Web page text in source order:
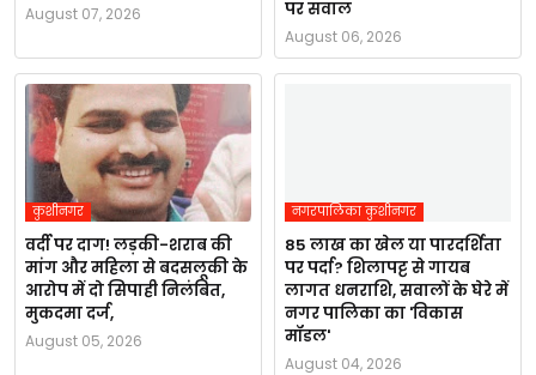
August 07, 2026
पर सवाल
August 06, 2026
कुशीनगर
वर्दी पर दाग! लड़की-शराब की
मांग और महिला से बदसलूकी के
आरोप में दो सिपाही निलंबित,
मुकदमा दर्ज,
August 05, 2026
नगरपालिका कुशीनगर
85 लाख का खेल या पारदर्शिता
पर पर्दा? शिलापट्ट से गायब
लागत धनराशि, सवालों के घेरे में
नगर पालिका का 'विकास
मॉडल'
August 04, 2026